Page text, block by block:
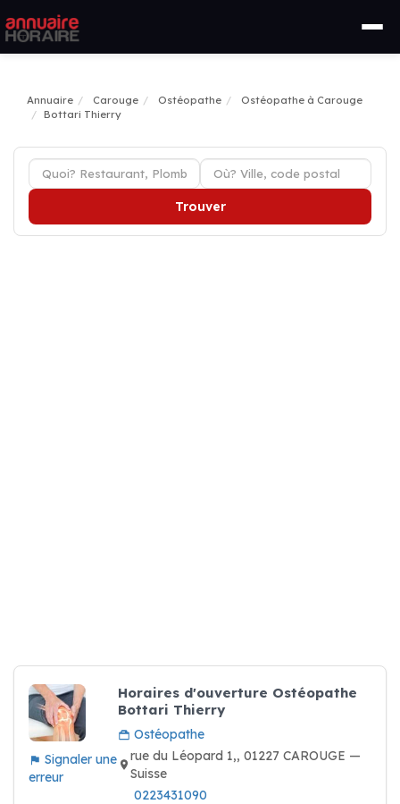
Annuaire Carouge Ostéopathe
Ostéopathe à Carouge
Bottari Thierry
Trouver
Signaler une
erreur
Horaires d'ouverture Ostéopathe
Bottari Thierry
Ostéopathe
rue du Léopard 1,, 01227 CAROUGE —
Suisse
0223431090